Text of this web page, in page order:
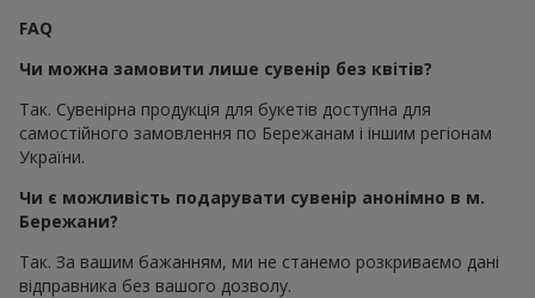
FAQ
Чи можна замовити лише сувенір без квітів?
Так. Сувенірна продукція для букетів доступна для
самостійного замовлення по Бережанам і іншим регіонам
України.
Чи є можливість подарувати сувенір анонімно в м.
Бережани?
Так. За вашим бажанням, ми не станемо розкриваємо дані
відправника без вашого дозволу.